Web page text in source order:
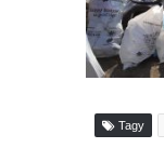
Tagy